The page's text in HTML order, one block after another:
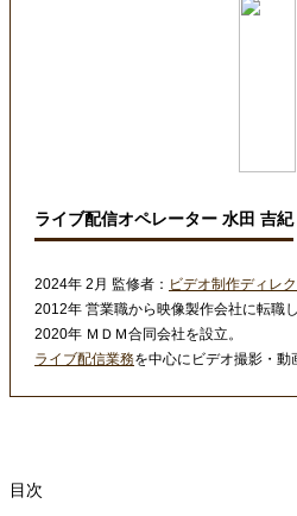
ライブ配信オペレーター 水田 吉紀
2024年 2月 監修者： ビデオ制作ディレ
2012年 営業職から映像製作会社に転職
2020年 ＭＤＭ合同会社を設立。
ライブ配信業務を中心にビデオ撮影・動
目次